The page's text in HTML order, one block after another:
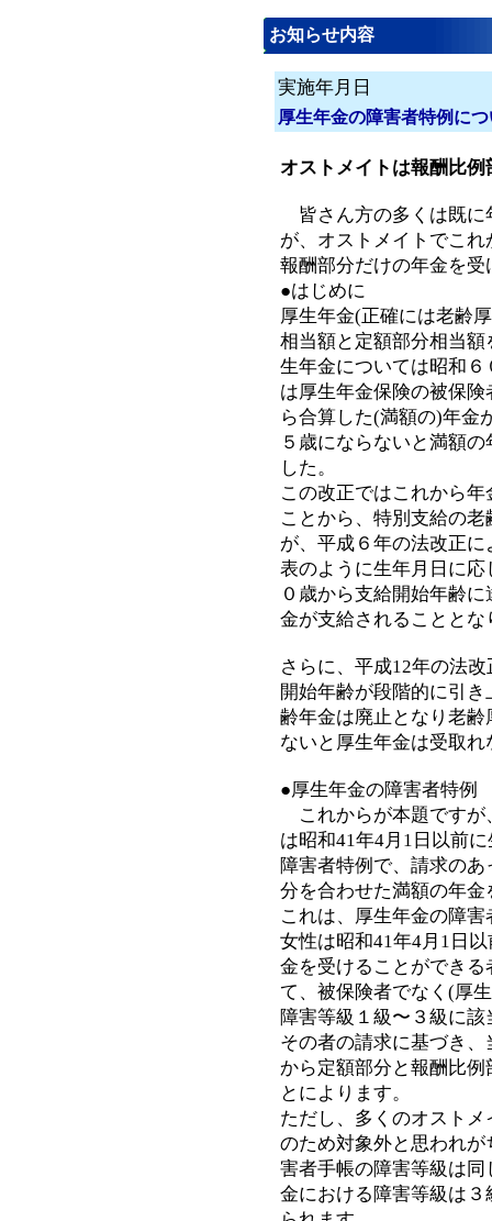
お知らせ内容
実施年月日
厚生年金の障害者特例に
オストメイトは報酬比
皆さん方の多くは既に
が、オストメイトでこ
報酬部分だけの年金を
●はじめに
厚生年金(正確には老齢
相当額と定額部分相当
生年金については昭和
は厚生年金保険の被保
ら合算した(満額の)年金
５歳にならないと満額
した。
この改正ではこれから
ことから、特別支給の
が、平成６年の法改正
表のように生年月日に
０歳から支給開始年齢
金が支給されることと
さらに、平成12年の法
開始年齢が段階的に引
齢年金は廃止となり老
ないと厚生年金は受取
●厚生年金の障害者特例
これからが本題ですが
は昭和41年4月1日以前
障害者特例で、請求の
分を合わせた満額の年
これは、厚生年金の障
女性は昭和41年4月1日
金を受けることができ
て、被保険者でなく(厚
障害等級１級〜３級に
その者の請求に基づき
から定額部分と報酬比
とによります。
ただし、多くのオスト
のため対象外と思われ
害者手帳の障害等級は
金における障害等級は